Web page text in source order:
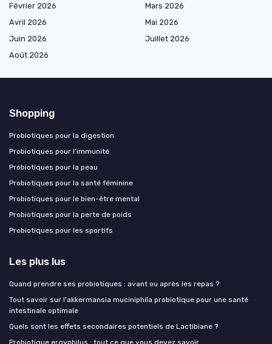
Février 2026
Mars 2026
Avril 2026
Mai 2026
Juin 2026
Juillet 2026
Août 2026
Shopping
Probiotiques pour la digestion
Probiotiques pour l’immunité
Probiotiques pour la peau
Probiotiques pour la santé féminine
Probiotiques pour le bien-être mental
Probiotiques pour la perte de poids
Probiotiques pour les sportifs
Les plus lus
Quand prendre ses probiotiques : avant ou après les repas ?
Tout savoir sur l'akkermansia muciniphila probiotique pour une santé
intestinale optimale
Quels sont les effets secondaires potentiels de Lactibiane ?
Probiotique ergyphilus : tout ce que vous devez savoir